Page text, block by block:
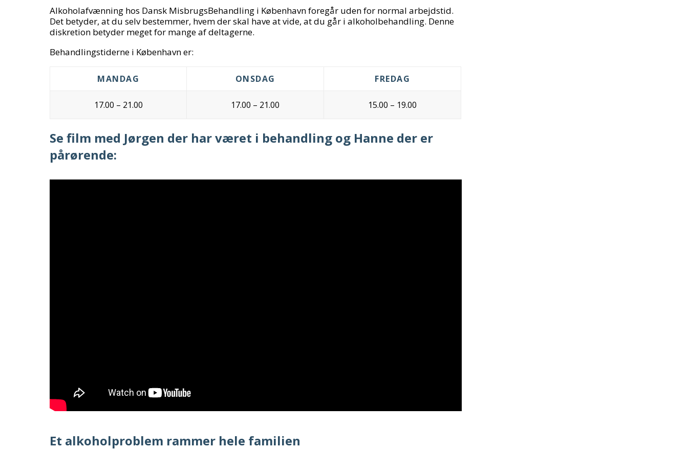
Alkoholafvænning hos Dansk MisbrugsBehandling i København foregår uden for normal arbejdstid.
Det betyder, at du selv bestemmer, hvem der skal have at vide, at du går i alkoholbehandling. Denne
diskretion betyder meget for mange af deltagerne.
Behandlingstiderne i København er:
MANDAG ONSDAG FREDAG
17.00 – 21.00 17.00 – 21.00 15.00 – 19.00
Se film med Jørgen der har været i behandling og Hanne der er
pårørende:
Et alkoholproblem rammer hele familien